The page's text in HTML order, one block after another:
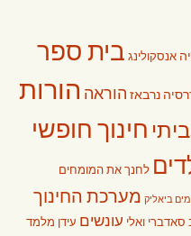
אנסקולינג בית ספר
נרבאז הוראה הורות
חינוך חופשי
לחנך את המומחים
מים ביאליק מערכת החינוך
סאדברי ואלי עונשים עידן מלמד